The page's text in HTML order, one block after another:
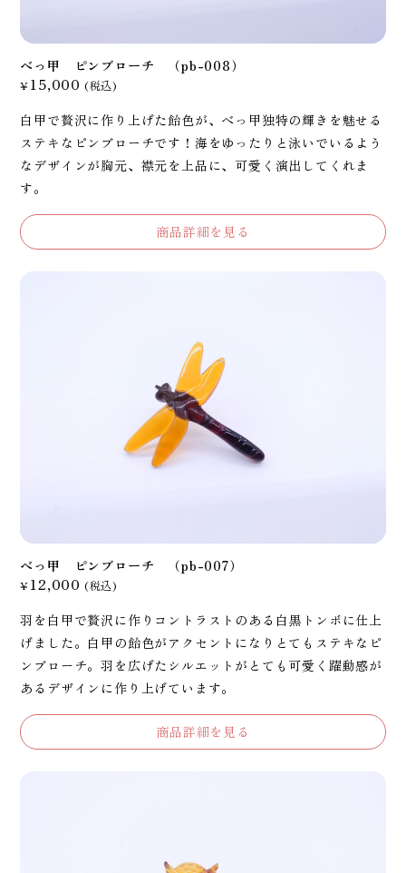
べっ甲 ピンブローチ （pb-008）
¥15,000 (税込)
白甲で贅沢に作り上げた飴色が、べっ甲独特の輝きを魅せる
ステキなピンブローチです！海をゆったりと泳いでいるよう
なデザインが胸元、襟元を上品に、可愛く演出してくれま
す。
商品詳細を見る
べっ甲 ピンブローチ （pb-007）
¥12,000 (税込)
羽を白甲で贅沢に作りコントラストのある白黒トンボに仕上
げました。白甲の飴色がアクセントになりとてもステキなピ
ンブローチ。羽を広げたシルエットがとても可愛く躍動感が
あるデザインに作り上げています。
商品詳細を見る